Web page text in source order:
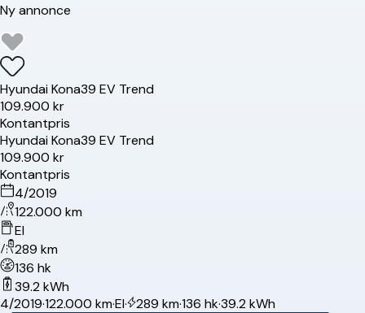
Ny annonce
HyundaiKona39 EV Trend
109.900 kr
Kontantpris
HyundaiKona39 EV Trend
109.900 kr
Kontantpris
4/2019
122.000 km
El
289 km
136 hk
39.2 kWh
4/2019·122.000 km·El· 289 km·136 hk·39.2 kWh